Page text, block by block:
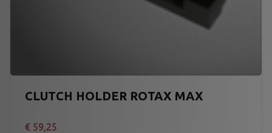
CLUTCH HOLDER ROTAX MAX
€ 59,25